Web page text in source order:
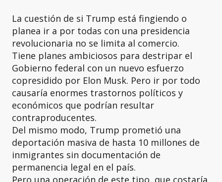
La cuestión de si Trump está fingiendo o
planea ir a por todas con una presidencia
revolucionaria no se limita al comercio.
Tiene planes ambiciosos para destripar el
Gobierno federal con un nuevo esfuerzo
copresidido por Elon Musk. Pero ir por todo
causaría enormes trastornos políticos y
económicos que podrían resultar
contraproducentes.
Del mismo modo, Trump prometió una
deportación masiva de hasta 10 millones de
inmigrantes sin documentación de
permanencia legal en el país.
Pero una operación de este tipo, que costaría